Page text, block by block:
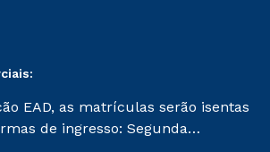
EAD, as matrículas serão isentas
de ingresso: Segunda